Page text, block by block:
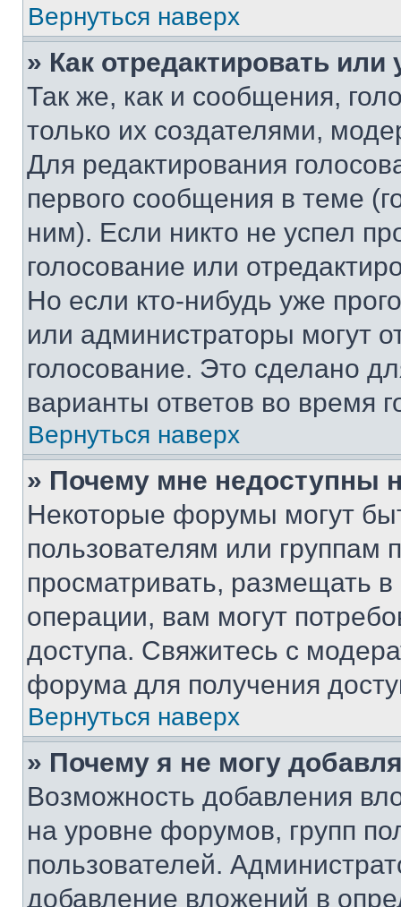
Вернуться наверх
» Как отредактировать
Так же, как и сообщения,
только их создателями,
Для редактирования
первого сообщения в теме
ним). Если никто не успел
голосование или
Но если кто-нибудь уже
или администраторы могут
голосование. Это сделано
варианты ответов во время
Вернуться наверх
» Почему мне недоступны
Некоторые форумы могут
пользователям или группам
просматривать, размещать
операции, вам могут
доступа. Свяжитесь с
форума для получения
Вернуться наверх
» Почему я не могу
Возможность добавления
на уровне форумов, групп
пользователей.
добавление вложений в